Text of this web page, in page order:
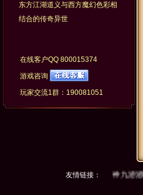
东方江湖道义与西方魔幻色彩相
结合的传奇异世
在线客户QQ 800015374
游戏咨询
玩家交流1群：190081051
友情链接：
神曲 烈火战神 九游游戏网